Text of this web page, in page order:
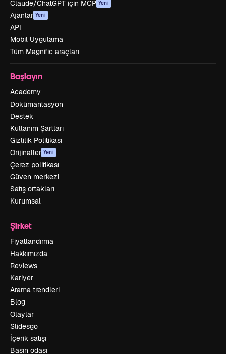
Claude/ChatGPT için MCP Yeni
Ajanlar Yeni
API
Mobil Uygulama
Tüm Magnific araçları
Başlayın
Academy
Dokümantasyon
Destek
Kullanım Şartları
Gizlilik Politikası
Orijinaller Yeni
Çerez politikası
Güven merkezi
Satış ortakları
Kurumsal
Şirket
Fiyatlandırma
Hakkımızda
Reviews
Kariyer
Arama trendleri
Blog
Olaylar
Slidesgo
İçerik satışı
Basın odası